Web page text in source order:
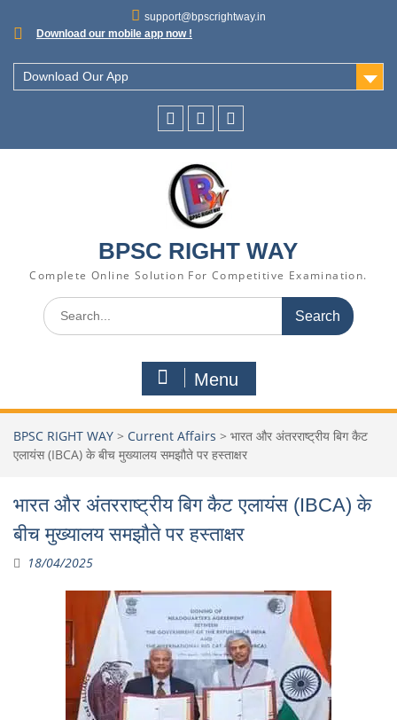
support@bpscrightway.in
Download our mobile app now !
Download Our App
BPSC RIGHT WAY
Complete Online Solution For Competitive Examination.
Menu
BPSC RIGHT WAY > Current Affairs > भारत और अंतरराष्ट्रीय बिग कैट
एलायंस (IBCA) के बीच मुख्यालय समझौते पर हस्ताक्षर
भारत और अंतरराष्ट्रीय बिग कैट एलायंस (IBCA) के
बीच मुख्यालय समझौते पर हस्ताक्षर
18/04/2025